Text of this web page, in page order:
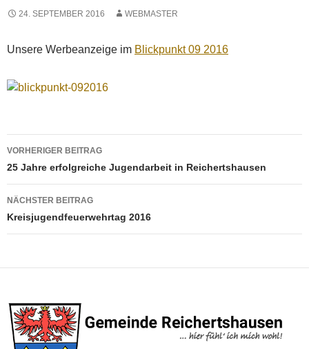
24. SEPTEMBER 2016 WEBMASTER
Unsere Werbeanzeige im Blickpunkt 09 2016
Beitragsnavigation
VORHERIGER BEITRAG
25 Jahre erfolgreiche Jugendarbeit in Reichertshausen
NÄCHSTER BEITRAG
Kreisjugendfeuerwehrtag 2016